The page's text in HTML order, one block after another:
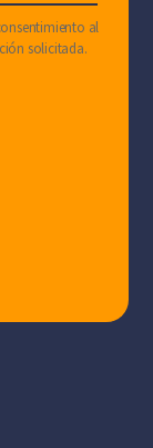
al
solicitada.